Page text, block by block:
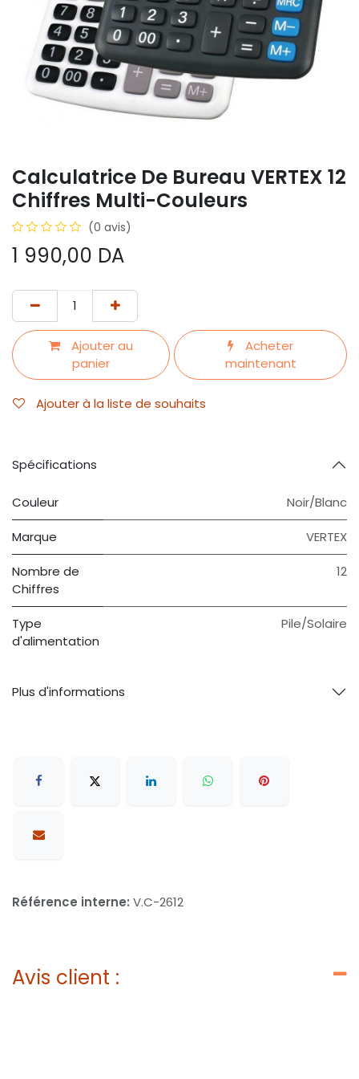
Calculatrice De Bureau VERTEX 12
Chiffres Multi-Couleurs
(0 avis)
1 990,00 DA
Ajouter au
panier
Acheter
maintenant
Ajouter à la liste de souhaits
Spécifications
Couleur Noir/Blanc
Marque VERTEX
Nombre de
Chiffres
12
Type
d'alimentation
Pile/Solaire
Plus d'informations
Référence interne: V.C-2612
Avis client :